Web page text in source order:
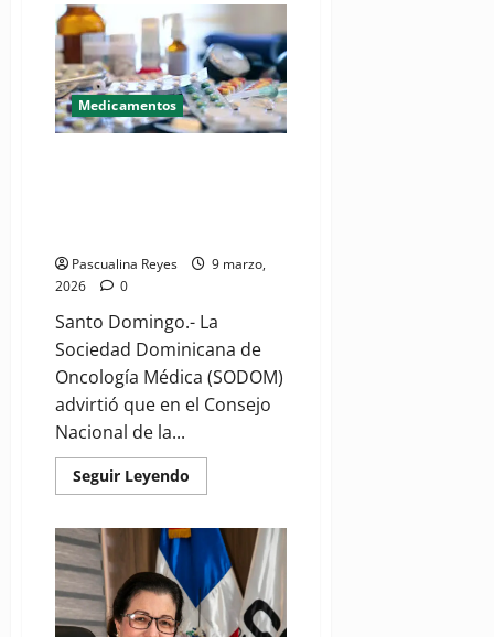
impulsa
mejoras
en
acceso
a
medicamentos
de
alto
costo
Medicamentos
Pascualina Reyes
9 marzo,
2026
0
Santo Domingo.- La
Sociedad Dominicana de
Oncología Médica (SODOM)
advirtió que en el Consejo
Nacional de la...
Seguir Leyendo
more
Oncología
Médica:
modificar
compras
fármacos
alto
costo